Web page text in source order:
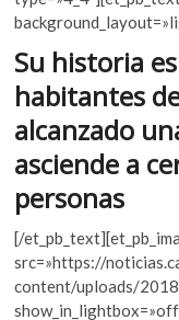
b
o
o
k
er s
A
p
p
Su historia
habitantes
alcanzado
asciende a
personas
[/
src=»https://
content/uploads/